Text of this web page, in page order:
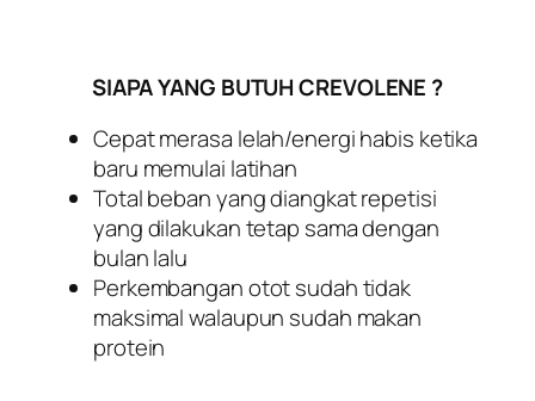
SIAPA YANG BUTUH CREVOLENE ?
Cepat merasa lelah/energi habis ketika
baru memulai latihan
Total beban yang diangkat repetisi
yang dilakukan tetap sama dengan
bulan lalu
Perkembangan otot sudah tidak
maksimal walaupun sudah makan
protein